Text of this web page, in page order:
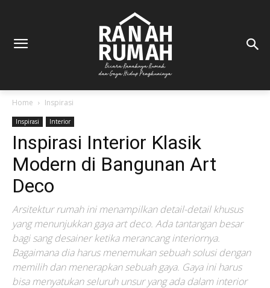
Home Inspirasi
Inspirasi Interior
Inspirasi Interior Klasik
Modern di Bangunan Art
Deco
Arsitektur rumah ini menampilkan detail-detail khusus
yang menunjukkan gaya art deco. Ada tantangan besar
bagi sang desainer ketika merancang interiornya.
Bagaimana dia harus menemukan sebuah solusi dengan
memilih dan menerapkan sebuah gaya. Gaya ini harus
bisa menyatukan seluruh unsur yang ada dalam interior